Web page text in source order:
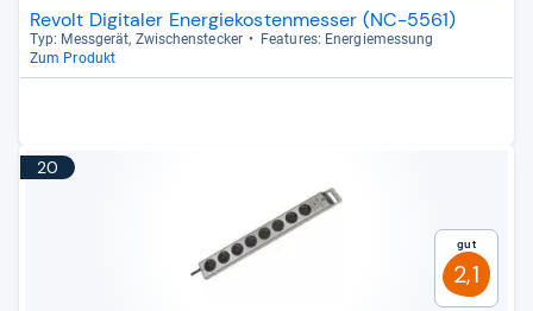
Revolt Digitaler Energiekostenmesser (NC-5561)
Typ: Mess­ge­rät, Zwi­schen­ste­cker
Fea­tu­res: Ener­gie­mes­sung
Zum Produkt
20
Gut
2,1